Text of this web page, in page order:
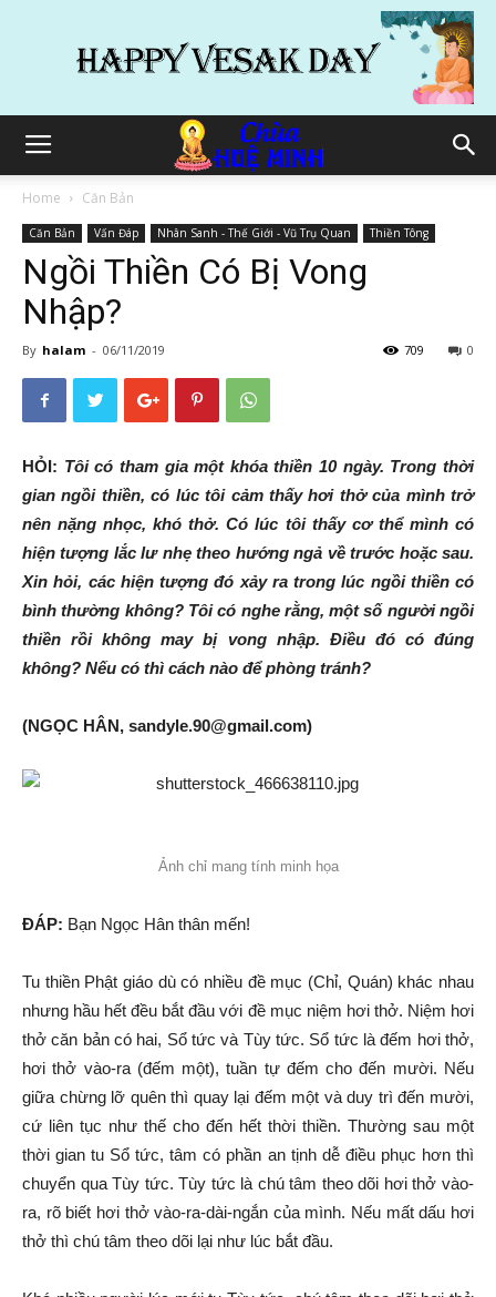
Home Căn Bản
Căn Bản Vấn Đáp Nhân Sanh - Thế Giới - Vũ Trụ Quan Thiền Tông
Ngồi Thiền Có Bị Vong
Nhập?
By halam - 06/11/2019 0
709
HỎI: Tôi có tham gia một khóa thiền 10 ngày. Trong thời
gian ngồi thiền, có lúc tôi cảm thấy hơi thở của mình trở
nên nặng nhọc, khó thở. Có lúc tôi thấy cơ thể mình có
hiện tượng lắc lư nhẹ theo hướng ngả về trước hoặc sau.
Xin hỏi, các hiện tượng đó xảy ra trong lúc ngồi thiền có
bình thường không? Tôi có nghe rằng, một số người ngồi
thiền rồi không may bị vong nhập. Điều đó có đúng
không? Nếu có thì cách nào để phòng tránh?
(NGỌC HÂN, sandyle.90@gmail.com)
Ảnh chỉ mang tính minh họa
ĐÁP: Bạn Ngọc Hân thân mến!
Tu thiền Phật giáo dù có nhiều đề mục (Chỉ, Quán) khác nhau
nhưng hầu hết đều bắt đầu với đề mục niệm hơi thở. Niệm hơi
thở căn bản có hai, Sổ tức và Tùy tức. Sổ tức là đếm hơi thở,
hơi thở vào-ra (đếm một), tuần tự đếm cho đến mười. Nếu
giữa chừng lỡ quên thì quay lại đếm một và duy trì đến mười,
cứ liên tục như thế cho đến hết thời thiền. Thường sau một
thời gian tu Sổ tức, tâm có phần an tịnh dễ điều phục hơn thì
chuyển qua Tùy tức. Tùy tức là chú tâm theo dõi hơi thở vào-
ra, rõ biết hơi thở vào-ra-dài-ngắn của mình. Nếu mất dấu hơi
thở thì chú tâm theo dõi lại như lúc bắt đầu.